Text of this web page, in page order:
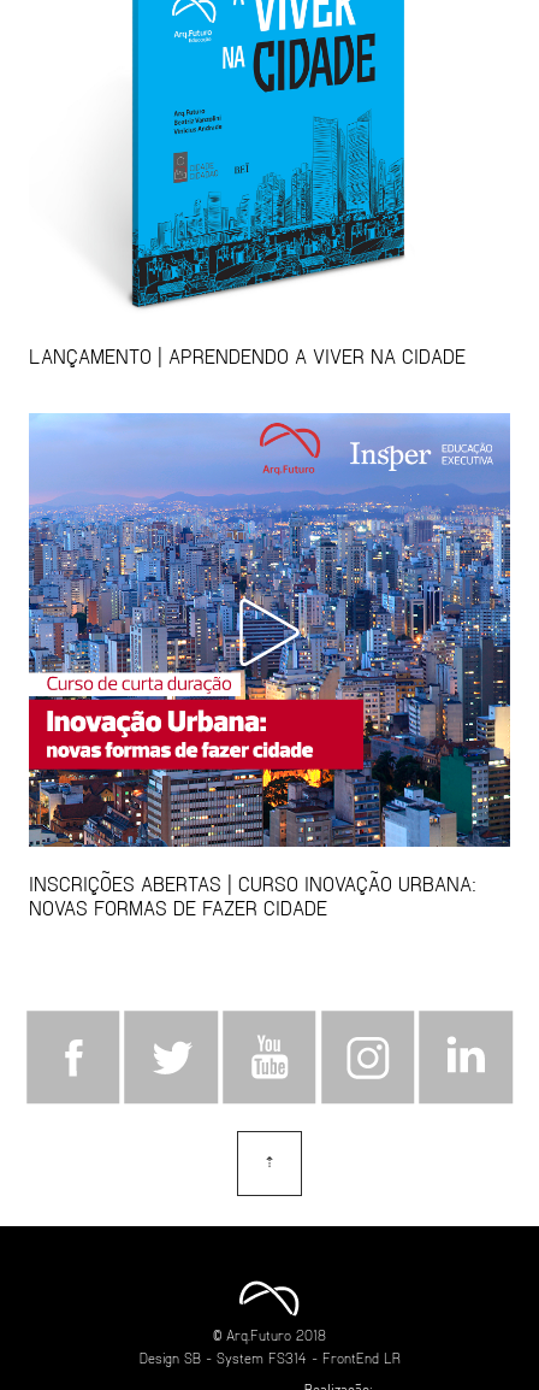
LANÇAMENTO | APRENDENDO A VIVER NA CIDADE
INSCRIÇÕES ABERTAS | CURSO INOVAÇÃO URBANA:
NOVAS FORMAS DE FAZER CIDADE
⇡
© Arq.Futuro 2018
Design SB- System FS314 - FrontEnd LR